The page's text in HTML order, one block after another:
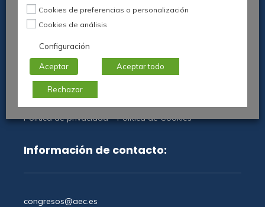
Madrid, 9 de Junio de 2026
Organiza: Asociación Española para la Calidad
Comunidad de Experiencia de Cliente
AEC © 2026
Aviso Legal
Política de privacidad–Política de Cookies
Información de contacto:
congresos@aec.es
Cookies de preferencias o personalización
Cookies de análisis
Configuración
Aceptar Aceptar todo
Rechazar